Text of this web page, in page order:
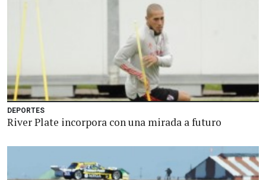
DEPORTES
River Plate incorpora con una mirada a futuro